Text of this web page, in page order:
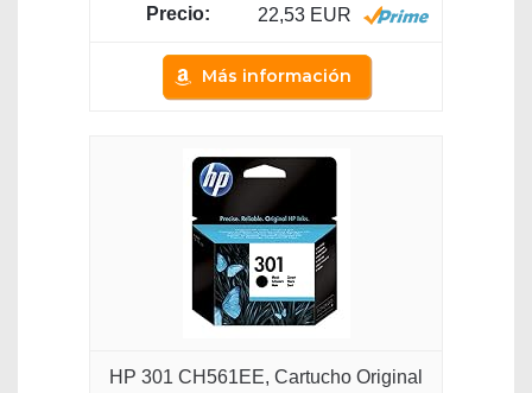
22,53 EUR
Más información
HP 301 CH561EE, Cartucho Original